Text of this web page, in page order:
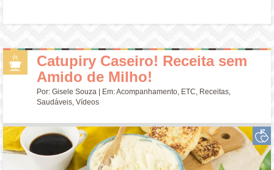
Catupiry Caseiro! Receita sem
Amido de Milho!
Por:Gisele Souza | Em:Acompanhamento ETC Receitas
Saudáveis ,Vídeos